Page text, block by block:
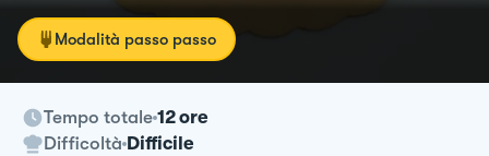
Modalità passo passo
Tempo totale 12 ore
Difficoltà Difficile